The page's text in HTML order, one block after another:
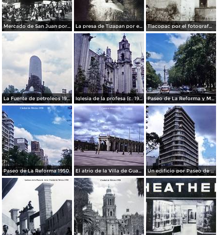
Mercado de San Juan por el fotografo Felix Miret La presa de Tizapan por el fotografo Fernando Kososky. ( Circulada el 22 de Diembre de 1910 ). Tlacopac por el fotografo Hugo Brehme.
La Fuente de petroleos 1950. Iglesia de la profesa (c. 1950) Paseo de La Reforma y Mto a La Independencia 1950
Paseo de La Reforma 1950. El atrio de la Villa de Guadalupe 1950. Un edificio por Paseo de La Reforma 1950